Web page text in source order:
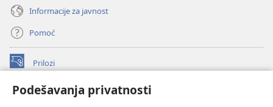
Podešavanja privatnosti
Informacije za javnost
Pomoć
Prilozi
(otvara
prozor)ONLAJN BIBLIOTEKA Watchtower